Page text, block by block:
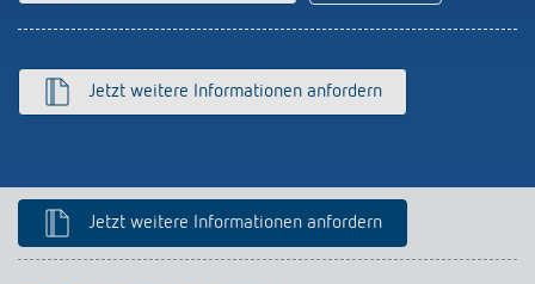
Historie
Jetzt weitere Informationen anfordern
Jetzt weitere Informationen anfordern